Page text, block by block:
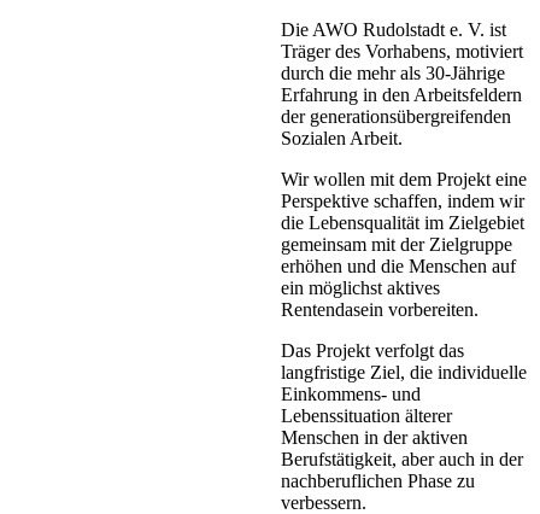
Die AWO Rudolstadt e. V. ist
Träger des Vorhabens, motiviert
durch die mehr als 30-Jährige
Erfahrung in den Arbeitsfeldern
der generationsübergreifenden
Sozialen Arbeit.
Wir wollen mit dem Projekt eine
Perspektive schaffen, indem wir
die Lebensqualität im Zielgebiet
gemeinsam mit der Zielgruppe
erhöhen und die Menschen auf
ein möglichst aktives
Rentendasein vorbereiten.
Das Projekt verfolgt das
langfristige Ziel, die individuelle
Einkommens- und
Lebenssituation älterer
Menschen in der aktiven
Berufstätigkeit, aber auch in der
nachberuflichen Phase zu
verbessern.